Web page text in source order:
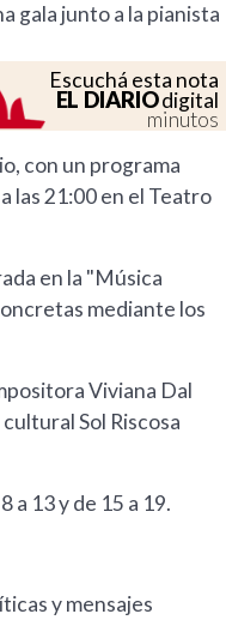
gala junto a la pianista
Escuchá esta nota
EL DIARIOdigital
minutos
con un programa
las 21:00 en el Teatro
en la "Música
mediante los
Viviana Dal
Sol Riscosa
a 13 y de 15 a 19.
y mensajes